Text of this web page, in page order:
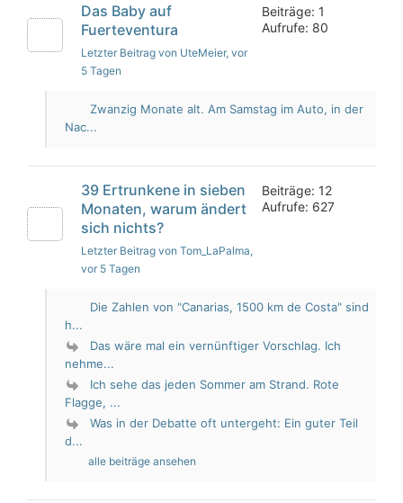
Das Baby auf
Fuerteventura
Letzter Beitrag von UteMeier, vor
5 Tagen
Beiträge: 1
Aufrufe: 80
Zwanzig Monate alt. Am Samstag im Auto, in der
Nac...
39 Ertrunkene in sieben
Monaten, warum ändert
sich nichts?
Letzter Beitrag von Tom_LaPalma,
vor 5 Tagen
Beiträge: 12
Aufrufe: 627
Die Zahlen von "Canarias, 1500 km de Costa" sind
h...
Das wäre mal ein vernünftiger Vorschlag. Ich
nehme...
Ich sehe das jeden Sommer am Strand. Rote
Flagge, ...
Was in der Debatte oft untergeht: Ein guter Teil
d...
alle beiträge ansehen